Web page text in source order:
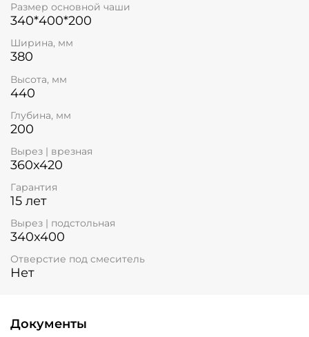
Размер основной чаши
340*400*200
Ширина, мм
380
Высота, мм
440
Глубина, мм
200
Вырез | врезная
360x420
Гарантия
15 лет
Вырез | подстольная
340x400
Отверстие под смеситель
Нет
Документы